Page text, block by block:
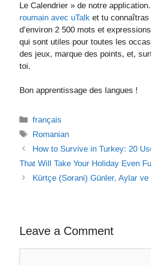
Le Calendrier » de notre application.
roumain avec uTalk et tu connaîtras
d’environ 2 500 mots et
qui sont utiles pour toutes les
des jeux, marque des points, et,
toi.
Bon apprentissage des langues !
Categories
français
Tags
Romanian
Post
navigation
How to Survive in Turkey: 20
That Will Take Your Holiday Even
Kürtçe (Sorani) Günler, Aylar
Leave a Comment